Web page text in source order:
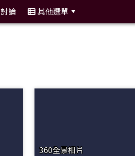
討論 其他選單
360全景相片